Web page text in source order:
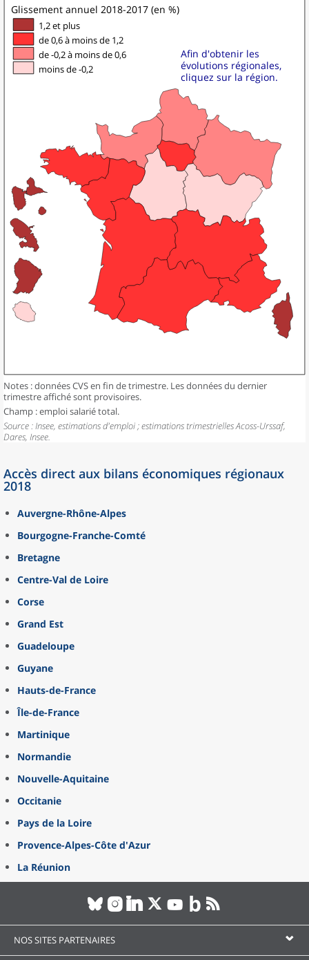
Glissement annuel 2018-2017 (en %)
moins de -0,2
de -0,2 à moins de 0,6
de 0,6 à moins de 1,2
1,2 et plus
Afin d'obtenir les
évolutions régionales,
cliquez sur la région.
Notes : données CVS en fin de trimestre. Les données du dernier
trimestre affiché sont provisoires.
Champ : emploi salarié total.
Source : Insee, estimations d'emploi ; estimations trimestrielles Acoss-Urssaf,
Dares, Insee.
Accès direct aux bilans économiques régionaux
2018
Auvergne-Rhône-Alpes
Bourgogne-Franche-Comté
Bretagne
Centre-Val de Loire
Corse
Grand Est
Guadeloupe
Guyane
Hauts-de-France
Île-de-France
Martinique
Normandie
Nouvelle-Aquitaine
Occitanie
Pays de la Loire
Provence-Alpes-Côte d'Azur
La Réunion
NOS SITES PARTENAIRES